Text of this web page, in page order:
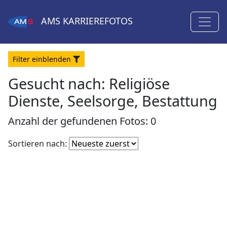
AMS KARRIEREFOTOS
Filter einblenden
Gesucht nach: Religiöse
Dienste, Seelsorge, Bestattung
Anzahl der gefundenen Fotos: 0
Sortieren nach: